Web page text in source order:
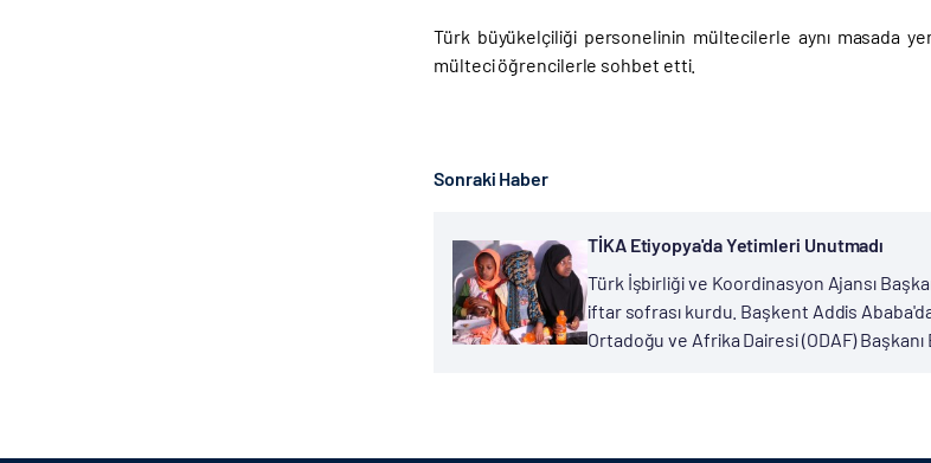
Türk büyükelçiliği personelinin mültecilerle aynı masada
mülteci öğrencilerle sohbet etti.
Sonraki Haber
TİKA Etiyopya'da Yetimleri Unutmadı
Türk İşbirliği ve Koordinasyon Ajansı
iftar sofrası kurdu. Başkent Addis
Ortadoğu ve Afrika Dairesi (ODAF)